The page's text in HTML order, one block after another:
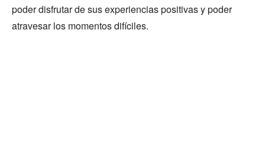
poder disfrutar de sus experiencias positivas y poder
atravesar los momentos difíciles.